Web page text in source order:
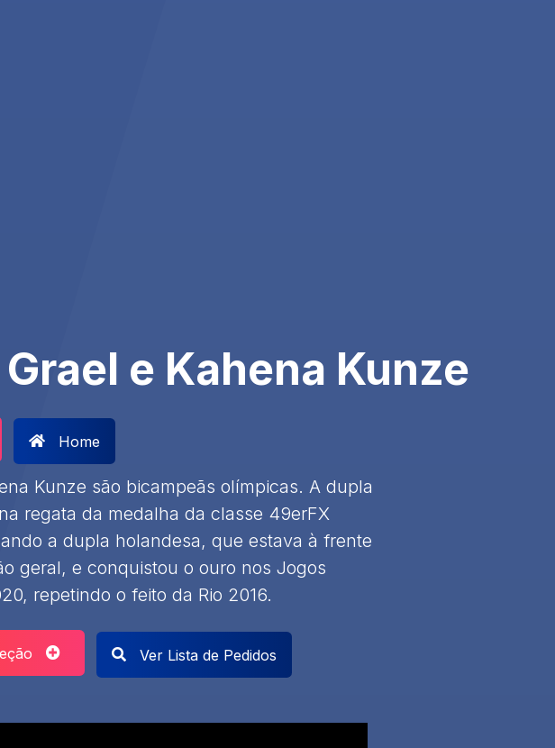
e Kahena Kunze
Home
Kunze são bicampeãs olímpicas. A dupla
regata da medalha da classe 49erFX
a dupla holandesa, que estava à frente
geral, e conquistou o ouro nos Jogos
repetindo o feito da Rio 2016.
Ver Lista de Pedidos